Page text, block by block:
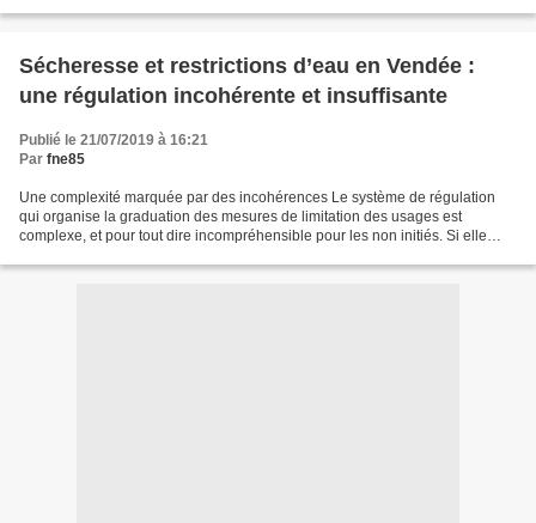
Sécheresse et restrictions d’eau en Vendée :
une régulation incohérente et insuffisante
Publié le 21/07/2019 à 16:21
Par fne85
Une complexité marquée par des incohérences Le système de régulation
qui organise la graduation des mesures de limitation des usages est
complexe, et pour tout dire incompréhensible pour les non initiés. Si elle